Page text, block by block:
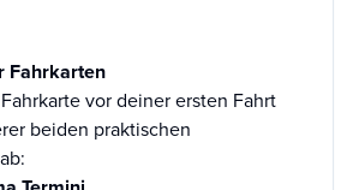
Fahrkarten
vor deiner ersten Fahrt
beiden praktischen